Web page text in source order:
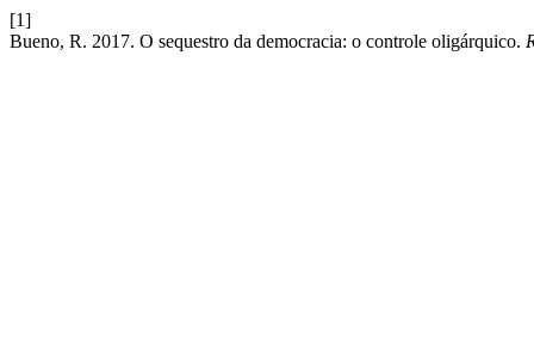
[1]
Bueno, R. 2017. O sequestro da democracia: o controle oligárquico.